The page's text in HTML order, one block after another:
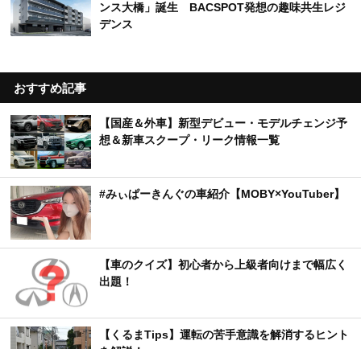
ンス大橋」誕生 BACSPOT発想の趣味共生レジ
デンス
おすすめ記事
【国産＆外車】新型デビュー・モデルチェンジ予
想＆新車スクープ・リーク情報一覧
#みぃぱーきんぐの車紹介【MOBY×YouTuber】
【車のクイズ】初心者から上級者向けまで幅広く
出題！
【くるまTips】運転の苦手意識を解消するヒント